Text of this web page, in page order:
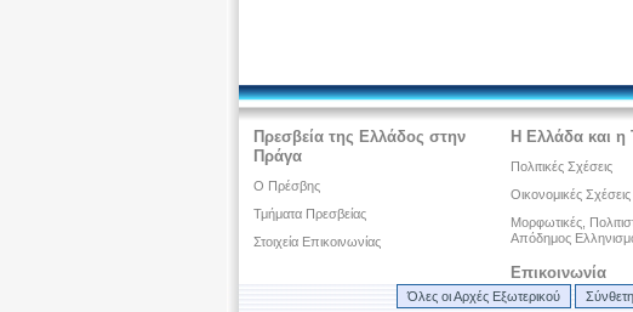
Πρεσβεία της Ελλάδος στην
Πράγα
Ο Πρέσβης
Τμήματα Πρεσβείας
Στοιχεία Επικοινωνίας
Η Ελλάδα και η
Πολιτικές Σχέσεις
Οικονομικές Σχέσεις
Μορφωτικές,
Απόδημος
Επικοινωνία
Όλες οι Αρχές Εξωτερικού